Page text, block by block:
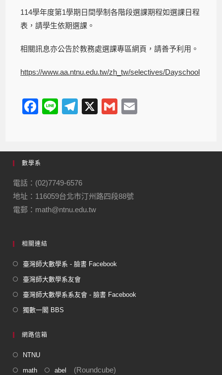
114學年度第1學期日間學制各階段選課期程如選課日程
表，請學生依期選課。
相關訊息亦公告於教務處選課專區網頁，請善予利用。
https://www.aa.ntnu.edu.tw/zh_tw/selectives/Dayschool
F
e
b
o
o
k
Li
T
gr
m
X
G
數學系
電話：(02)7749-6576
地址：116059台北市汀州路四段88號
電郵：math@ntnu.edu.tw
相關連結
臺灣師大數學系 - 臉書 Facebook
臺灣師大數學系友會
臺灣師大數學系系友會 - 臉書 Facebook
獨數一閣 BBS
網路信箱
NTNU
math abel (Roundcube)